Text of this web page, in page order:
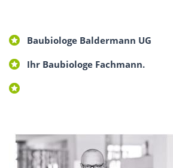
Baubiologe Baldermann UG
Ihr Baubiologe Fachmann.